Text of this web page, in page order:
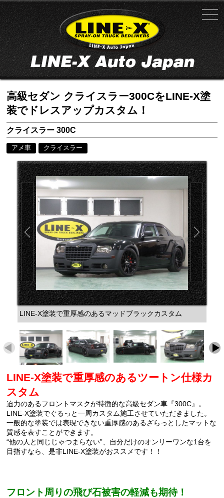
高級セダン クライスラー300CをLINE-X塗
装でドレスアップカスタム！
クライスラー 300C
アメ車 クライスラー
LINE-X塗装で重厚感のあるマッドブラックカスタム
LINE-X塗装で重厚感のあるツートン仕様カ
スタム
迫力のあるフロントマスクが特徴的な高級セダン車『300C』。
LINE-X塗装でぐるっと一周カスタム施工させていただきました。
一般的な塗装では表現できない重厚感のあるざらっとしたマットな
質感を表すことができます。
“他の人と同じじゃつまらない”、自分だけのオンリーワンな1台を
目指すなら、是非LINE-X塗装がおススメです！！
フロント周りの飛び石被害の軽減も期待！